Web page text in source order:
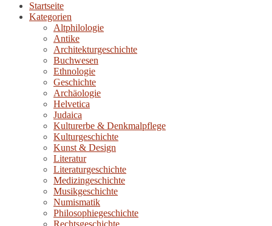
Startseite
Kategorien
Altphilologie
Antike
Architekturgeschichte
Buchwesen
Ethnologie
Geschichte
Archäologie
Helvetica
Judaica
Kulturerbe & Denkmalpflege
Kulturgeschichte
Kunst & Design
Literatur
Literaturgeschichte
Medizingeschichte
Musikgeschichte
Numismatik
Philosophiegeschichte
Rechtsgeschichte